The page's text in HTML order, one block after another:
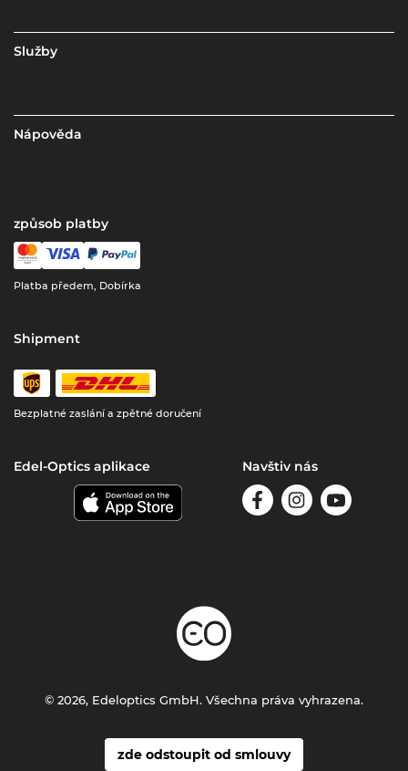
Služby
Nápověda
způsob platby
Platba předem, Dobírka
Shipment
Bezplatné zaslání a zpětné doručení
Edel-Optics aplikace Navštiv nás
zde odstoupit od smlouvy
© 2026, Edeloptics GmbH. Všechna práva vyhrazena.